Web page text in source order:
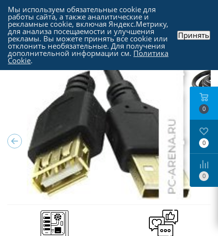
Каталог - Кабели - Кабели USB
0
0
0
Мы используем обязательные cookie для
работы сайта, а также аналитические и
рекламные cookie, включая Яндекс.Метрику,
для анализа посещаемости и улучшения
рекламы. Вы можете принять все cookie или
отклонить необязательные. Для получения
дополнительной информации см. Политика
Cookie.
Принять